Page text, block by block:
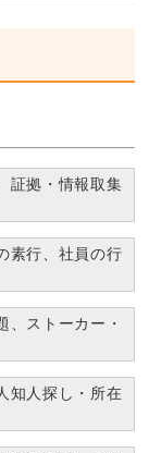
証拠・情報取集
素行、社員の行
、ストーカー・
知人探し・所在